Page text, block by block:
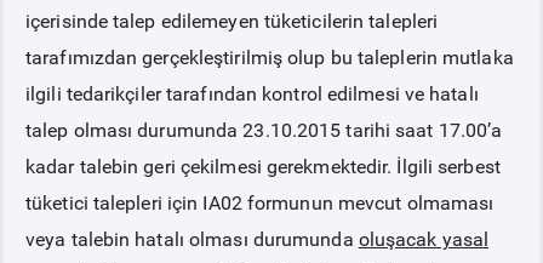
içerisinde talep edilemeyen tüketicilerin talepleri
tarafımızdan gerçekleştirilmiş olup bu taleplerin mutlaka
ilgili tedarikçiler tarafından kontrol edilmesi ve hatalı
talep olması durumunda 23.10.2015 tarihi saat 17.00’a
kadar talebin geri çekilmesi gerekmektedir. İlgili serbest
tüketici talepleri için IA02 formunun mevcut olmaması
veya talebin hatalı olması durumunda oluşacak yasal